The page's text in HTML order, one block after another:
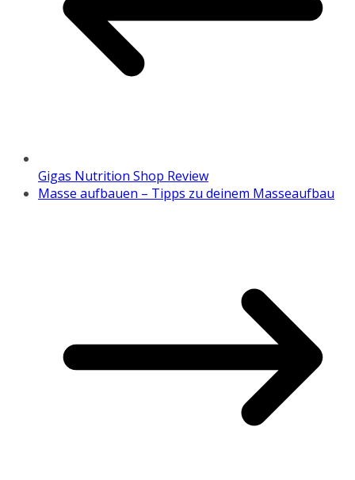
Gigas Nutrition Shop Review
Masse aufbauen – Tipps zu deinem Masseaufbau